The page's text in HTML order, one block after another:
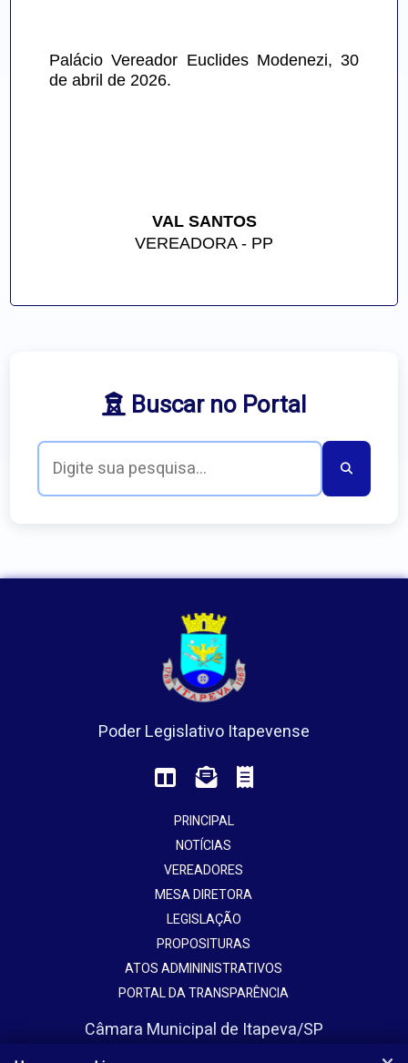
Palácio Vereador Euclides Modenezi, 30
de abril de 2026.
VAL SANTOS
VEREADORA - PP
Buscar no Portal
Poder Legislativo Itapevense
PRINCIPAL
NOTÍCIAS
VEREADORES
MESA DIRETORA
LEGISLAÇÃO
PROPOSITURAS
ATOS ADMININISTRATIVOS
PORTAL DA TRANSPARÊNCIA
Câmara Municipal de Itapeva/SP